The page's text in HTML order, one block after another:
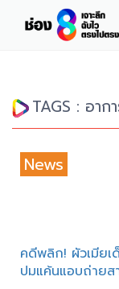
TAGS : อาก
News
คดีพลิก! ผัวเมียเ
ปมแค้นแอบถ่ายส